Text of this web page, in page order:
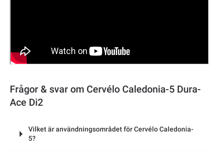
Frågor & svar om Cervélo Caledonia-5 Dura-
Ace Di2
Vilket är användningsområdet för Cervélo Caledonia-
5?